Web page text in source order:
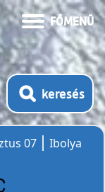
FŐMENÜ
keresés
07
Ibolya